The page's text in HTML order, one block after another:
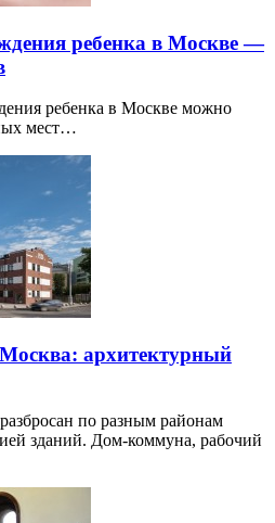
ребенка в Москве —
ребенка в Москве можно
мест…
архитектурный
по разным районам
зданий. Дом-коммуна, рабочий